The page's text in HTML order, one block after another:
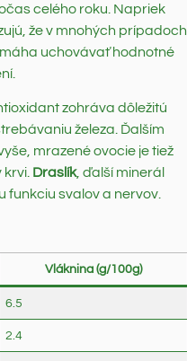
celého roku. Napriek
že v mnohých prípadoch
uchovávať hodnotné
zohráva dôležitú
železa. Ďalším
mrazené ovocie je tiež
Draslík, ďalší minerál
svalov a nervov.
Vláknina (g/100g)
6.5
2.4